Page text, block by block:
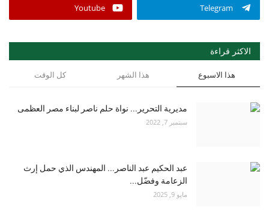
Telegram
Youtube
الاكثر قراءة
هذا الاسبوع هذا الشهر كل الوقت
مديرية التحرير... نواة حلم ناصر لبناء مصر العظمى
سبتمبر 7, 2022
عبد الحكيم عبد الناصر... المهندس الذي حمل إرث
الزعامة وفضّل...
مايو 9, 2025